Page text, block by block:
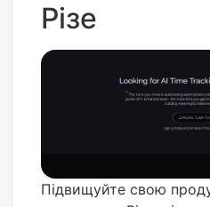
Різе
Підвищуйте свою